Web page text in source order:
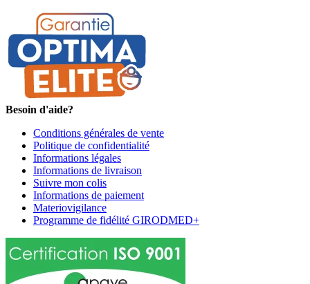
Besoin d'aide?
Conditions générales de vente
Politique de confidentialité
Informations légales
Informations de livraison
Suivre mon colis
Informations de paiement
Materiovigilance
Programme de fidélité GIRODMED+